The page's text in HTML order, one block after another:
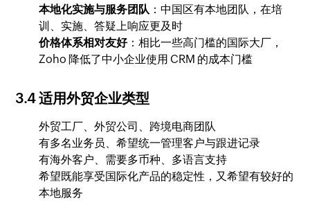
本地化实施与服务团队 ：中国区有本地团队，在培
训、实施、答疑上响应更及时
价格体系相对友好：相比一些高门槛的国际大厂，
Zoho 降低了中小企业使用 CRM 的成本门槛
3.4 适用外贸企业类型
外贸工厂、外贸公司、跨境电商团队
有多名业务员、希望统一管理客户与跟进记录
有海外客户、需要多币种、多语言支持
希望既能享受国际化产品的稳定性，又希望有较好的
本地服务